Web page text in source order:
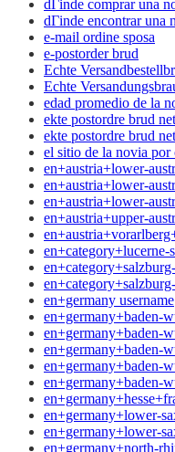
dГіnde comprar una
dГіnde encontrar una
e-mail ordine sposa
e-postorder brud
Echte
Echte
edad promedio de la
ekte postordre brud
ekte postordre brud
el sitio de la novia por
en+austria+lower-
en+austria+lower-
en+austria+lower-
en+austria+upper-
en+category+lucerne-
en+germany username
en+germany+baden-
en+germany+baden-
en+germany+baden-
en+germany+baden-
en+germany+baden-
en+germany+lower-
en+germany+lower-
en+germany+north-